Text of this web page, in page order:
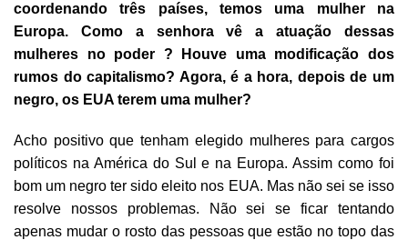
coordenando três países, temos uma mulher na
Europa. Como a senhora vê a atuação dessas
mulheres no poder ? Houve uma modificação dos
rumos do capitalismo? Agora, é a hora, depois de um
negro, os EUA terem uma mulher?
Acho positivo que tenham elegido mulheres para cargos
políticos na América do Sul e na Europa. Assim como foi
bom um negro ter sido eleito nos EUA. Mas não sei se isso
resolve nossos problemas. Não sei se ficar tentando
apenas mudar o rosto das pessoas que estão no topo das